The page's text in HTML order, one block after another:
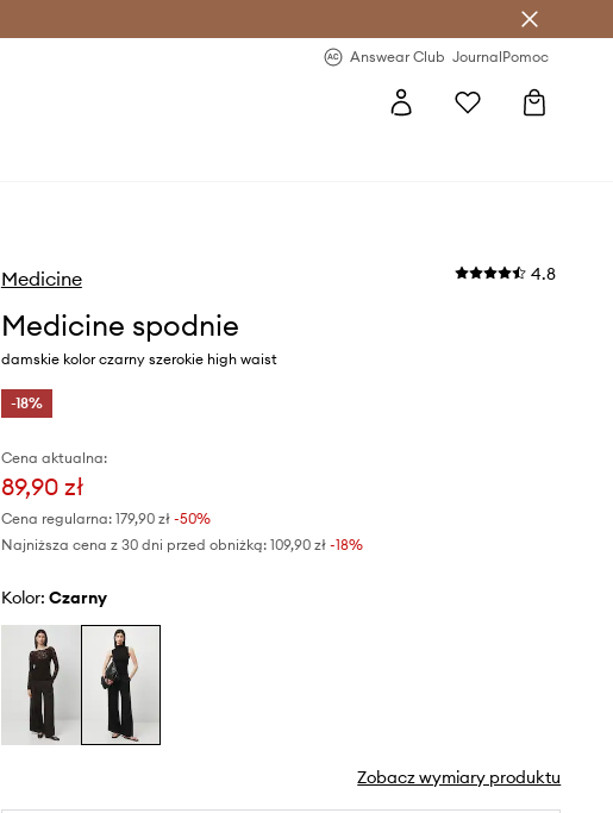
Answear Club JournalPomoc
Medicine 4.8
Medicine spodnie
damskie kolor czarny szerokie high waist
-18%
Cena aktualna:
89,90 zł
Cena regularna: 179,90 zł-50%
Najniższa cena z 30 dni przed obniżką: 109,90 zł -18%
Kolor: czarny
Zobacz wymiary produktu